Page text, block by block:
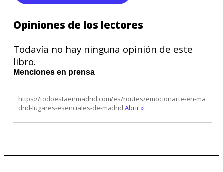
Opiniones de los lectores
Todavía no hay ninguna opinión de este
libro.
Menciones en prensa
https://todoestaenmadrid.com/es/routes/emocionarte-en-ma
drid-lugares-esenciales-de-madrid Abrir »